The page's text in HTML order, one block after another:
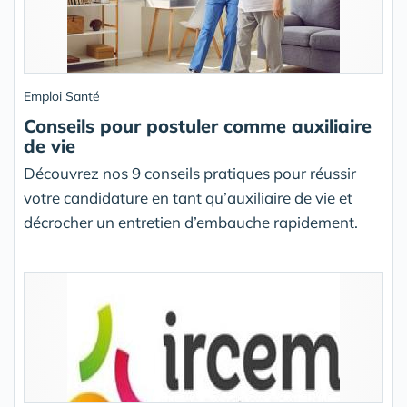
Emploi Santé
Conseils pour postuler comme auxiliaire
de vie
Découvrez nos 9 conseils pratiques pour réussir
votre candidature en tant qu’auxiliaire de vie et
décrocher un entretien d’embauche rapidement.